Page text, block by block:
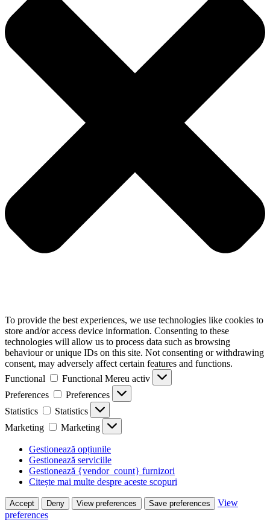
To provide the best experiences, we use technologies like cookies to
store and/or access device information. Consenting to these
technologies will allow us to process data such as browsing
behaviour or unique IDs on this site. Not consenting or withdrawing
consent, may adversely affect certain features and functions.
Functional
Functional Mereu activ
Preferences
Preferences
Statistics
Statistics
Marketing
Marketing
Gestionează opțiunile
Gestionează serviciile
Gestionează {vendor_count} furnizori
Citește mai multe despre aceste scopuri
Accept Deny View preferences Save preferences
View
preferences